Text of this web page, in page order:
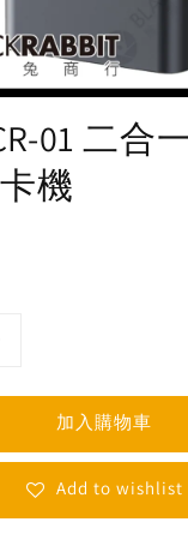
01 二合
機
加入購物車
Add to wishlist